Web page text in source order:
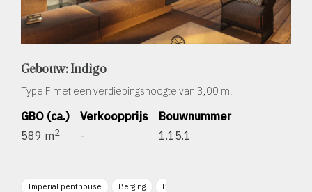
Gebouw: Indigo
Type F met een verdiepingshoogte van 3,00 m.
GBO (ca.)
589 m2
Verkoopprijs
-
Bouwnummer
1.15.1
Imperial penthouse Berging Balkon zonligging ZO